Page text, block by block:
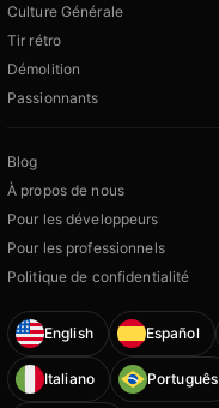
Culture Générale
Tir rétro
Démolition
Passionnants
Blog
À propos de nous
Pour les développeurs
Pour les professionnels
Politique de confidentialité
English Español
Italiano Português